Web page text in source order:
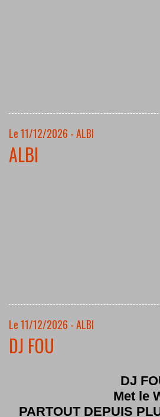
Le 11/12/2026 - ALBI
ALBI
Le 11/12/2026 - ALBI
DJ FOU
DJ
Met le
PARTOUT DEPUIS